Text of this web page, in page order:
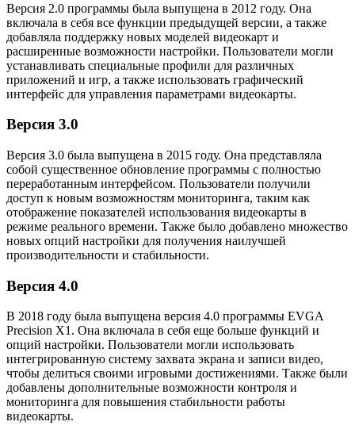
Версия 2.0 программы была выпущена в 2012 году. Она
включала в себя все функции предыдущей версии, а также
добавляла поддержку новых моделей видеокарт и
расширенные возможности настройки. Пользователи могли
устанавливать специальные профили для различных
приложений и игр, а также использовать графический
интерфейс для управления параметрами видеокарты.
Версия 3.0
Версия 3.0 была выпущена в 2015 году. Она представляла
собой существенное обновление программы с полностью
переработанным интерфейсом. Пользователи получили
доступ к новым возможностям мониторинга, таким как
отображение показателей использования видеокарты в
режиме реального времени. Также было добавлено множество
новых опций настройки для получения наилучшей
производительности и стабильности.
Версия 4.0
В 2018 году была выпущена версия 4.0 программы EVGA
Precision X1. Она включала в себя еще больше функций и
опций настройки. Пользователи могли использовать
интегрированную систему захвата экрана и записи видео,
чтобы делиться своими игровыми достижениями. Также были
добавлены дополнительные возможности контроля и
мониторинга для повышения стабильности работы
видеокарты.